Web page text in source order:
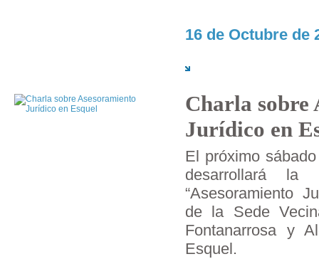
16 de Octubre de
Charla sobre
Jurídico en
El próximo
desarrollará la
“Asesoramiento
de la Sede
Fontanarrosa y
Esquel.